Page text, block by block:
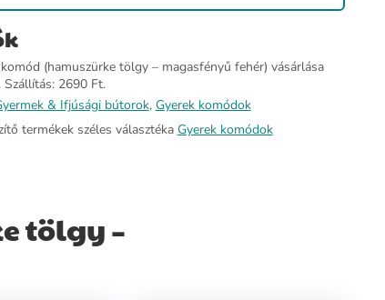
(hamuszürke tölgy – magasfényű fehér) vásárlása
2690 Ft.
& Ifjúsági bútorok, Gyerek komódok
termékek széles választéka Gyerek komódok
tölgy –